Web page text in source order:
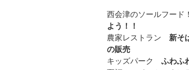
西会津のソールフード
よう！！
農家レストラン 新そ
の販売
キッズパーク ふわふ